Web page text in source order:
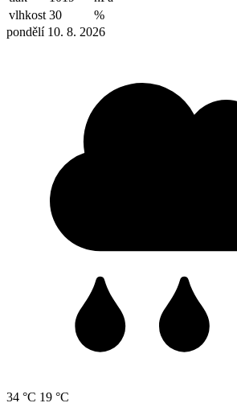
vlhkost 30
%
pondělí 10. 8. 2026
34 °C 19 °C